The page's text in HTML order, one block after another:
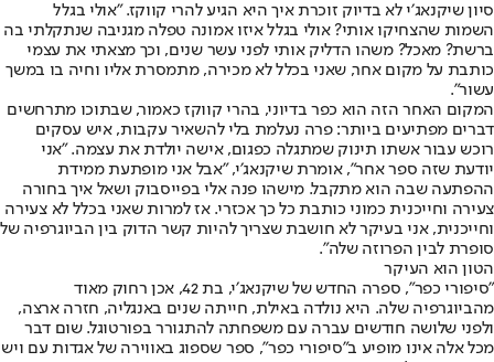
סיון שיקנאג׳י לא בדיוק זוכרת איך היא הגיע להרי קווקז. ״אולי בגלל
השמות שהצחיקו אותי? אולי בגלל איזו אמונה טפלה מגניבה שנתקלתי בה
ברשת? מאכל? משהו הדליק אותי לפני עשר שנים, וכך מצאתי את עצמי
כותבת על מקום אחר, שאני בכלל לא מכירה, מתמסרת אליו וחיה בו במשך
עשור".
המקום האחר הזה הוא כפר בדיוני, בהרי קווקז כאמור, שבתוכו מתרחשים
דברים מפתיעים ביותר: פרה נעלמת בלי להשאיר עקבות, איש עסקים
רוכש עבור אשתו תינוק שמתגלה כפגום, אישה יולדת את עצמה. ״אני
יודעת שזה ספר אחר", אומרת שיקנאג׳י, ״אבל אני מופתעת ממידת
ההפתעה שבה הוא מתקבל. מישהו פנה אלי בפייסבוק ושאל איך בחורה
צעירה וחייכנית כמוני כותבת כל כך אכזרי. אז למרות שאני בכלל לא צעירה
וחייכנית, אני בעיקר לא חושבת שצריך להיות קשר הדוק בין הביוגרפיה של
סופרת לבין הפרוזה שלה".
הטון הוא העיקר
״סיפורי כפר״, ספרה החדש של שיקנאג׳י, בת 42, אכן רחוק מאוד
מהביוגרפיה שלה. היא נולדה באילת, חייתה שנים באנגליה, חזרה ארצה,
ולפני שלושה חודשים עברה עם משפחתה להתגורר בפורטוגל. שום דבר
מכל אלה אינו מופיע ב״סיפורי כפר״, ספר שספוג באווירה של אגדות עם ויש